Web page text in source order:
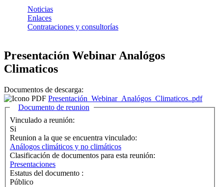
Noticias
Enlaces
Contrataciones y consultorías
Presentación Webinar Analógos
Climaticos
Documentos de descarga:
Presentación_Webinar_Analógos_Climaticos..pdf
Ocultar
Documento de reunion
Vinculado a reunión:
Si
Reunion a la que se encuentra vinculado:
Análogos climáticos y no climáticos
Clasificación de documentos para esta reunión:
Presentaciones
Estatus del documento :
Público